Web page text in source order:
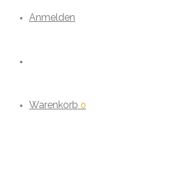
Anmelden
Warenkorb 0